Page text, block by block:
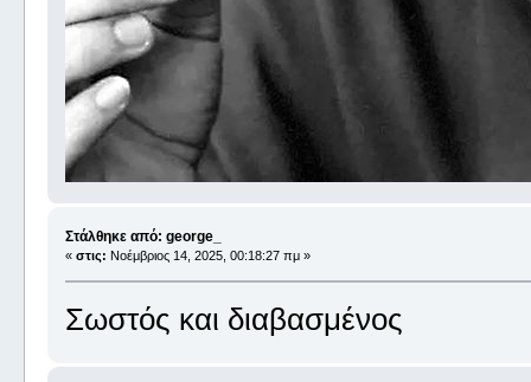
Στάλθηκε από: george_
« στις: Νοέμβριος 14, 2025, 00:18:27 πμ »
Σωστός και διαβασμένος